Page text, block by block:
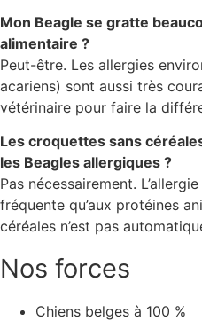
Mon Beagle se gratte
alimentaire ?
Peut-être. Les allergies
acariens) sont aussi très
vétérinaire pour faire la
Les croquettes sans
les Beagles allergiques ?
Pas nécessairement.
fréquente qu’aux protéines
céréales n’est pas
Nos forces
Chiens belges à 100 %